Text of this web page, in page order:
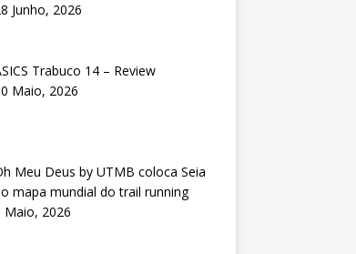
Junho, 2026
Trabuco 14 – Review
Maio, 2026
Meu Deus by UTMB coloca Seia
mapa mundial do trail running
Maio, 2026